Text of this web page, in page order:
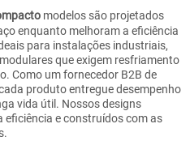
modelos são projetados
enquanto melhoram a eficiência
para instalações industriais,
que exigem resfriamento
Como um fornecedor B2B de
produto entregue desempenho
vida útil. Nossos designs
e construídos com as